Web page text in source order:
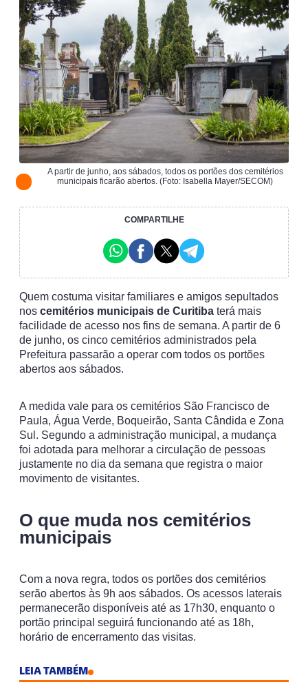
A partir de junho, aos sábados, todos os portões dos cemitérios
municipais ficarão abertos. (Foto: Isabella Mayer/SECOM)
COMPARTILHE
Quem costuma visitar familiares e amigos sepultados
nos cemitérios municipais de Curitiba terá mais
facilidade de acesso nos fins de semana. A partir de 6
de junho, os cinco cemitérios administrados pela
Prefeitura passarão a operar com todos os portões
abertos aos sábados.
A medida vale para os cemitérios São Francisco de
Paula, Água Verde, Boqueirão, Santa Cândida e Zona
Sul. Segundo a administração municipal, a mudança
foi adotada para melhorar a circulação de pessoas
justamente no dia da semana que registra o maior
movimento de visitantes.
O que muda nos cemitérios
municipais
Com a nova regra, todos os portões dos cemitérios
serão abertos às 9h aos sábados. Os acessos laterais
permanecerão disponíveis até as 17h30, enquanto o
portão principal seguirá funcionando até as 18h,
horário de encerramento das visitas.
LEIA TAMBÉM